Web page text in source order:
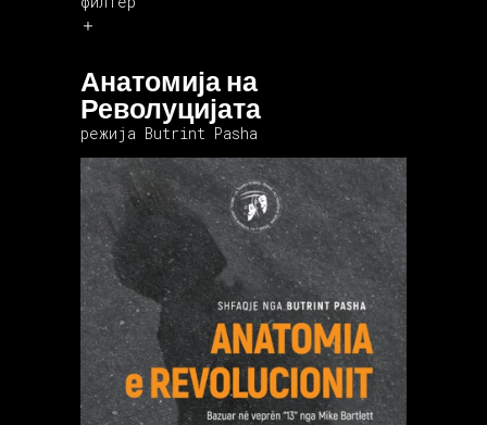
Анатомија на
Револуцијата
режија Butrint Pasha